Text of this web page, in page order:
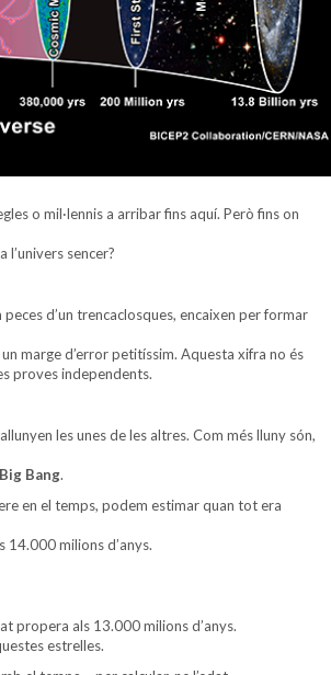
o mil·lennis a arribar fins aquí. Però fins on
l’univers sencer?
d’un trencaclosques, encaixen per formar
marge d’error petitíssim. Aquesta xifra no és
proves independents.
les unes de les altres. Com més lluny són,
Big Bang.
en el temps, podem estimar quan tot era
14.000 milions d’anys.
propera als 13.000 milions d’anys.
estrelles.